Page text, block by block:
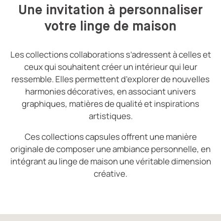
Une invitation à personnaliser
votre linge de maison
Les collections collaborations s’adressent à celles et
ceux qui souhaitent créer un intérieur qui leur
ressemble. Elles permettent d’explorer de nouvelles
harmonies décoratives, en associant univers
graphiques, matières de qualité et inspirations
artistiques.
Ces collections capsules offrent une manière
originale de composer une ambiance personnelle, en
intégrant au linge de maison une véritable dimension
créative.